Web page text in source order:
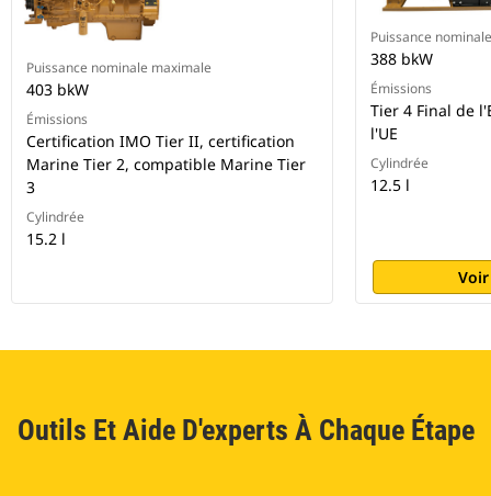
Puissance nominale maximale
403 bkW
Émissions
Certification IMO Tier II, certification
Marine Tier 2, compatible Marine Tier
3
Cylindrée
15.2 l
Puissance
388 bkW
Émissions
Tier 4 Final de
l'UE
Cylindrée
12.5 l
Outils Et Aide D'experts À Chaque Étape